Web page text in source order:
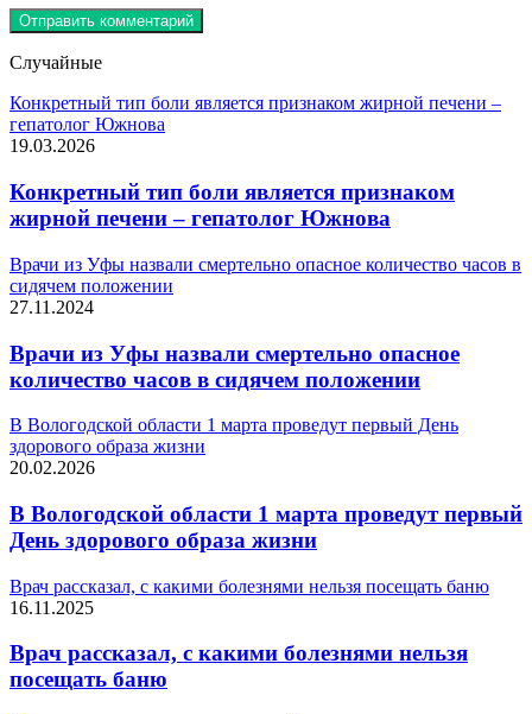
Случайные
Конкретный тип боли является признаком жирной печени –
гепатолог Южнова
19.03.2026
Конкретный тип боли является признаком
жирной печени – гепатолог Южнова
Врачи из Уфы назвали смертельно опасное количество часов в
сидячем положении
27.11.2024
Врачи из Уфы назвали смертельно опасное
количество часов в сидячем положении
В Вологодской области 1 марта проведут первый День
здорового образа жизни
20.02.2026
В Вологодской области 1 марта проведут первый
День здорового образа жизни
Врач рассказал, с какими болезнями нельзя посещать баню
16.11.2025
Врач рассказал, с какими болезнями нельзя
посещать баню